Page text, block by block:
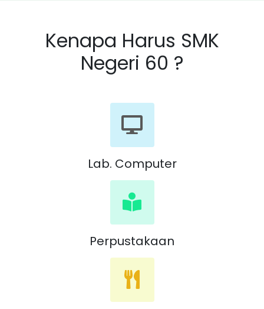
Kenapa Harus SMK
Negeri 60 ?
Lab. Computer
Perpustakaan